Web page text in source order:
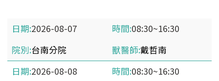
2026-08-07
08:30~16:30
台南分院
戴哲南
2026-08-08
08:30~16:30